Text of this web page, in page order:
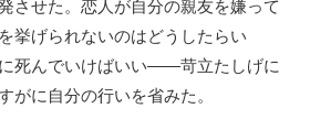
させた。恋人が自分の親友を嫌って
挙げられないのはどうしたらい
死んでいけばいい――苛立たしげに
がに自分の行いを省みた。